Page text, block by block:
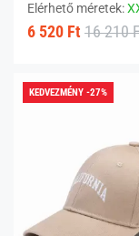
Elérhető méretek:
6 520 Ft 16 210
KEDVEZMÉNY -27%